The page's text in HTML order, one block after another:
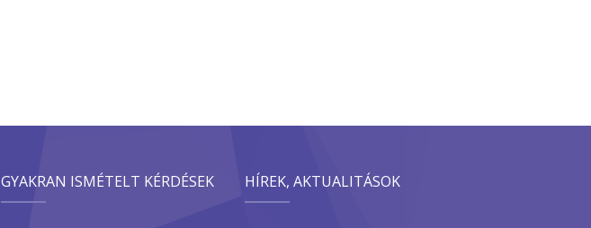
GYAKRAN ISMÉTELT KÉRDÉSEK HÍREK, AKTUALITÁSOK